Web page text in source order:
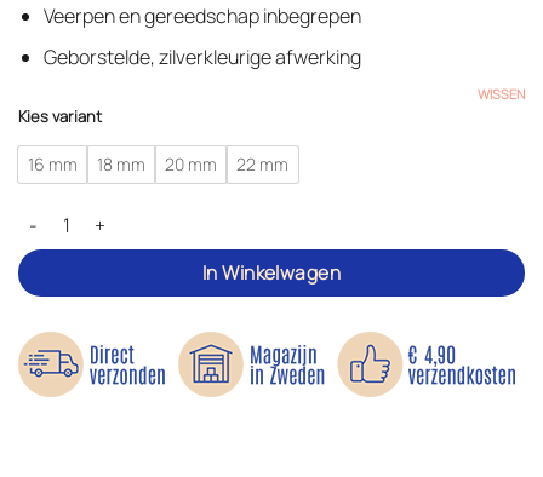
Veerpen en gereedschap inbegrepen
Geborstelde, zilverkleurige afwerking
Kies variant
16 mm 18 mm 20 mm 22 mm
WISSEN
Gesp voor horlogeband – Complete set met gereedschap aantal
In Winkelwagen